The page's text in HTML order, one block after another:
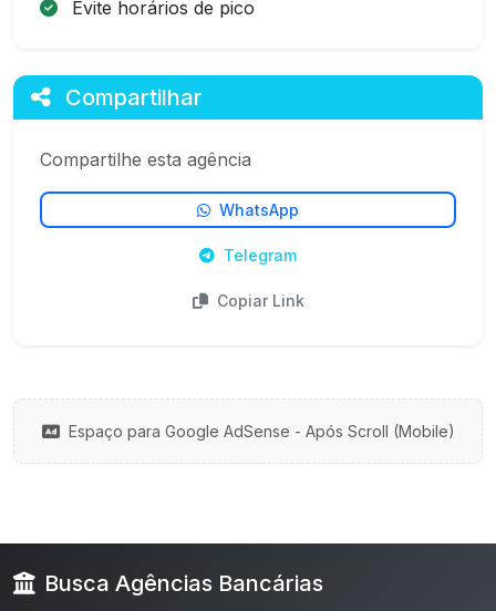
Evite horários de pico
Compartilhar
Compartilhe esta agência
WhatsApp
Telegram
Copiar Link
Espaço para Google AdSense - Após Scroll (Mobile)
Busca Agências Bancárias